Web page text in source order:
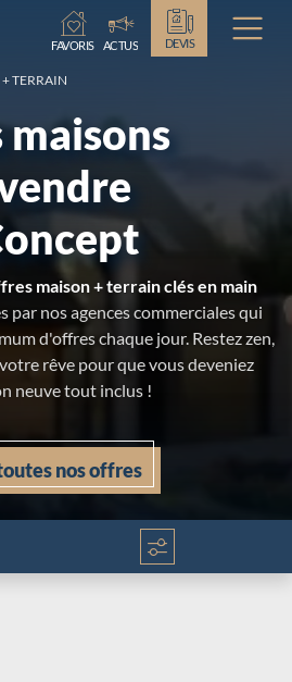
Chargement...
FAVORIS
ACTUS DEVIS
TERRAIN
maisons
maison + terrain clés en main
par nos agences commerciales qui
d'offres chaque jour. Restez zen,
rêve pour que vous deveniez
neuve tout inclus !
nos offres